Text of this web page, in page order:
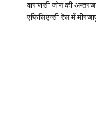
वाराणसी जोन की
एफिसिएन्सी रेस में